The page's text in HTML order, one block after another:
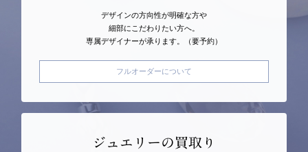
デザインの方向性が明確な方や
細部にこだわりたい方へ。
専属デザイナーが承ります。（要予約）
フルオーダーについて
ジュエリーの買取り